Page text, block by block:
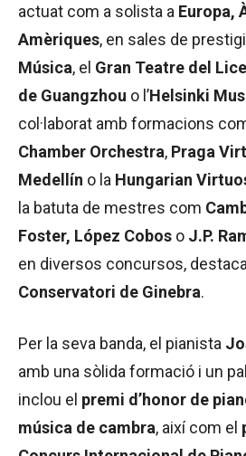
actuat com a solista a Europa,
Amèriques, en sales de
Música, el Gran Teatre del
de Guangzhou o l’Helsinki
col·laborat amb formacions
Chamber Orchestra, Praga
Medellín o la Hungarian
la batuta de mestres com
Foster, López Cobos o J.P.
en diversos concursos,
Conservatori de Ginebra.
Per la seva banda, el pianista
amb una sòlida formació i un
inclou el premi d’honor de
música de cambra, així com el